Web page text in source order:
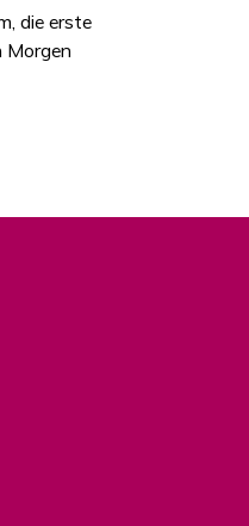
die erste
Morgen